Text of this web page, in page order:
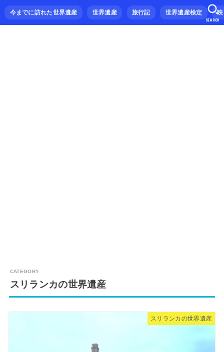
今までに訪れた世界遺産 世界遺産 旅行記 世界遺産検定
SEARCH
スリランカの世界遺産
スリランカの世界遺産